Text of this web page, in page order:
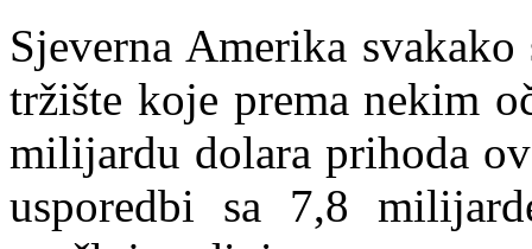
Sjeverna Amerika
tržište koje prema nekim
milijardu dolara prihoda
usporedbi sa 7,8